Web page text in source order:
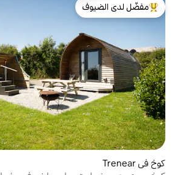
الضيوف